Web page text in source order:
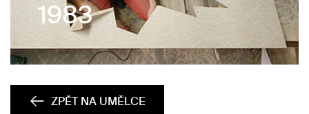
1983
ZPĚT NA UMĚLCE